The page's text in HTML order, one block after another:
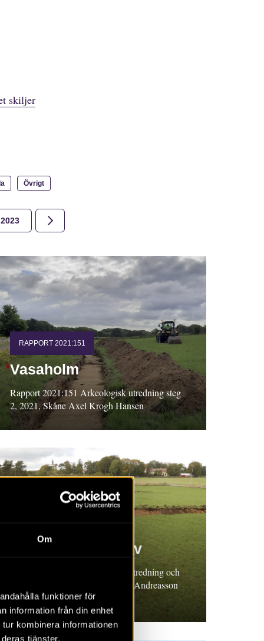
Om
funktioner för
information från din enhet
kombinera informationen
tjänster.
skiljer
Övrigt
2023 2022
RAPPORT 2021:151
Vasaholm
Rapport 2021:151 Arkeologisk utredning steg
2, 2021, Skåne Axel Krogh Hansen
Tillbaka till Träslöv
Rapport 2021:153 Arkeologisk utredning och
förundersökning, Halland. Kajsa Andreasson
med bidrag av Christina Rosén